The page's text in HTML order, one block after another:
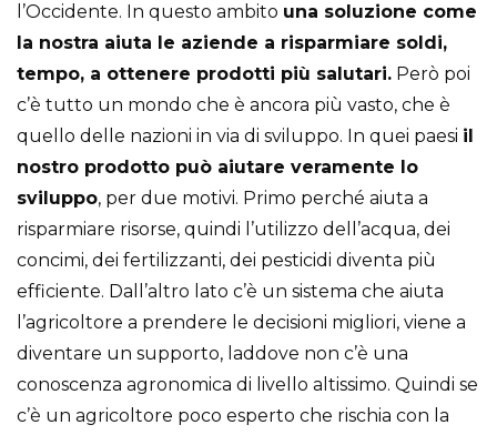
l’Occidente. In questo ambito una soluzione come
la nostra aiuta le aziende a risparmiare soldi,
tempo, a ottenere prodotti più salutari. Però poi
c’è tutto un mondo che è ancora più vasto, che è
quello delle nazioni in via di sviluppo. In quei paesi il
nostro prodotto può aiutare veramente lo
sviluppo, per due motivi. Primo perché aiuta a
risparmiare risorse, quindi l’utilizzo dell’acqua, dei
concimi, dei fertilizzanti, dei pesticidi diventa più
efficiente. Dall’altro lato c’è un sistema che aiuta
l’agricoltore a prendere le decisioni migliori, viene a
diventare un supporto, laddove non c’è una
conoscenza agronomica di livello altissimo. Quindi se
c’è un agricoltore poco esperto che rischia con la